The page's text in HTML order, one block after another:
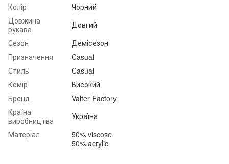
Колір
Чорний
Довжина
рукава
Довгий
Сезон
Демісезон
Призначення
Casual
Стиль
Casual
Комір
Високий
Бренд
Valter Factory
Країна
виробництва
Україна
Матеріал
50% viscose
50% acrylic